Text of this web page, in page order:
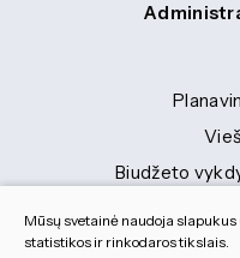
Biudžeto
Tranybiniai
Mūsų svetainė naudoja
statistikos ir rinkodaros tikslais.